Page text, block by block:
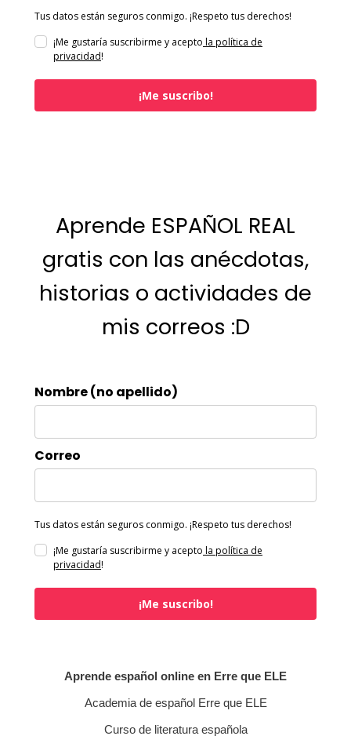
Tus datos están seguros conmigo. ¡Respeto tus derechos!
¡Me gustaría suscribirme y acepto la política de
privacidad!
¡Me suscribo!
Aprende ESPAÑOL REAL
gratis con las anécdotas,
historias o actividades de
mis correos :D
Nombre (no apellido)
Correo
Tus datos están seguros conmigo. ¡Respeto tus derechos!
¡Me gustaría suscribirme y acepto la política de
privacidad!
¡Me suscribo!
Aprende español online en Erre que ELE
Academia de español Erre que ELE
Curso de literatura española